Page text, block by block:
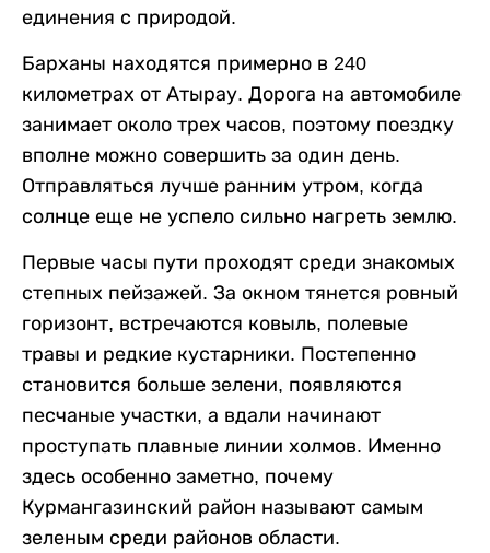
единения с природой.
Барханы находятся примерно в 240
километрах от Атырау. Дорога на автомобиле
занимает около трех часов, поэтому поездку
вполне можно совершить за один день.
Отправляться лучше ранним утром, когда
солнце еще не успело сильно нагреть землю.
Первые часы пути проходят среди знакомых
степных пейзажей. За окном тянется ровный
горизонт, встречаются ковыль, полевые
травы и редкие кустарники. Постепенно
становится больше зелени, появляются
песчаные участки, а вдали начинают
проступать плавные линии холмов. Именно
здесь особенно заметно, почему
Курмангазинский район называют самым
зеленым среди районов области.